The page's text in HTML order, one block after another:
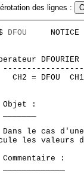
des lignes :
DFOU
CH2 = DFOU
Objet :
Dans le cas
les valeurs du
Commentaire :